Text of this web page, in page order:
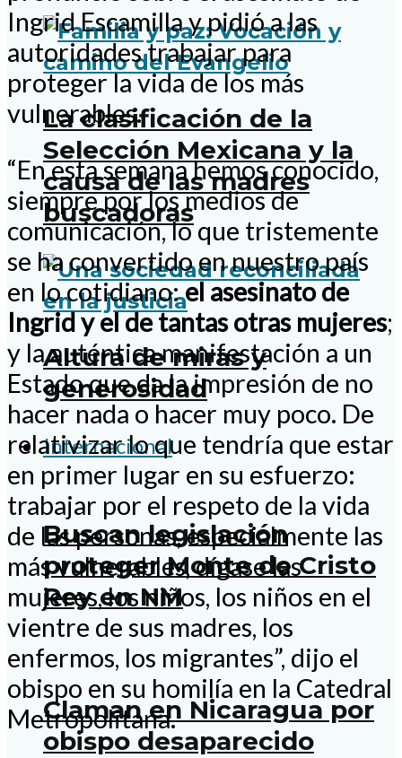
La clasificación de la
Selección Mexicana y la
causa de las madres
buscadoras
Altura de miras y
generosidad
Internacional
Buscan legislación
proteger Monte de Cristo
Rey en NM
Claman en Nicaragua por
obispo desaparecido
Ingrid Escamilla y pidió a las
autoridades trabajar para
proteger la vida de los más
vulnerables.
“En esta semana hemos conocido,
siempre por los medios de
comunicación, lo que tristemente
se ha convertido en nuestro país
en lo cotidiano:el asesinato de
Ingrid y el de tantas otras mujeres;
y la auténtica manifestación a un
Estado que da la impresión de no
hacer nada o hacer muy poco. De
relativizar lo que tendría que estar
en primer lugar en su esfuerzo:
trabajar por el respeto de la vida
de las personas, especialmente las
más vulnerables, dígase las
mujeres, los niños, los niños en el
vientre de sus madres, los
enfermos, los migrantes”, dijo el
obispo en su homilía en la Catedral
Metropolitana.